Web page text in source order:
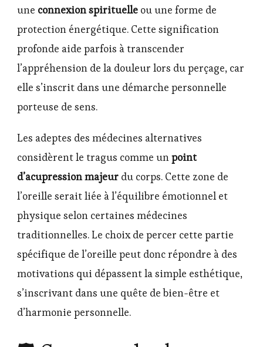
une connexion spirituelle ou une forme de
protection énergétique. Cette signification
profonde aide parfois à transcender
l’appréhension de la douleur lors du perçage, car
elle s’inscrit dans une démarche personnelle
porteuse de sens.
Les adeptes des médecines alternatives
considèrent le tragus comme unpoint
d’acupression majeur du corps. Cette zone de
l’oreille serait liée à l’équilibre émotionnel et
physique selon certaines médecines
traditionnelles. Le choix de percer cette partie
spécifique de l’oreille peut donc répondre à des
motivations qui dépassent la simple esthétique,
s’inscrivant dans une quête de bien-être et
d’harmonie personnelle.